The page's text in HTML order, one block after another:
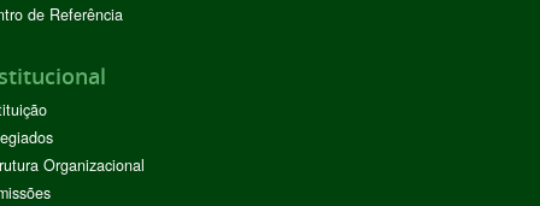
de Referência
Organizacional